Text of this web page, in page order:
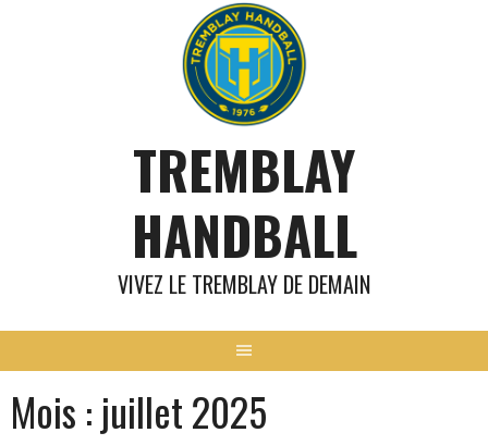
TREMBLAY
HANDBALL
VIVEZ LE TREMBLAY DE DEMAIN
Mois : juillet 2025